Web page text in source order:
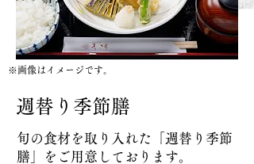
※画像はイメージです。
週替り季節膳
旬の食材を取り入れた「週替り季節
膳」をご用意しております。